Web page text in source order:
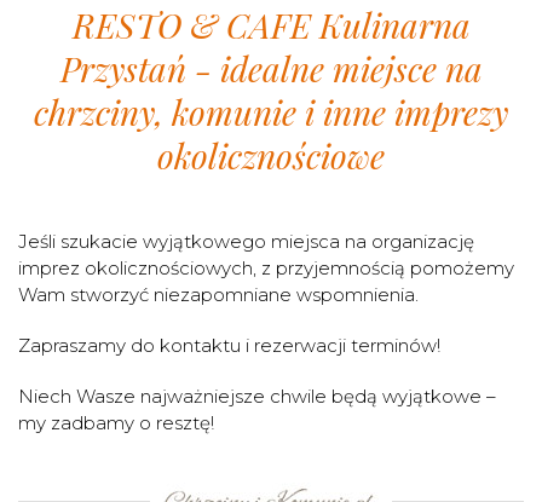
RESTO & CAFE Kulinarna
Przystań - idealne miejsce na
chrzciny, komunie i inne imprezy
okolicznościowe
Jeśli szukacie wyjątkowego miejsca na organizację
imprez okolicznościowych, z przyjemnością pomożemy
Wam stworzyć niezapomniane wspomnienia.
Zapraszamy do kontaktu i rezerwacji terminów!
Niech Wasze najważniejsze chwile będą wyjątkowe –
my zadbamy o resztę!